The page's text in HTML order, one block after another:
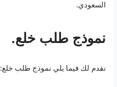
السعودي.
نموذج طلب خلع.
نقدم لك فيما يلي نموذج طلب خلع: